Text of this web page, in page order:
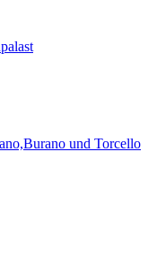
und Torcello